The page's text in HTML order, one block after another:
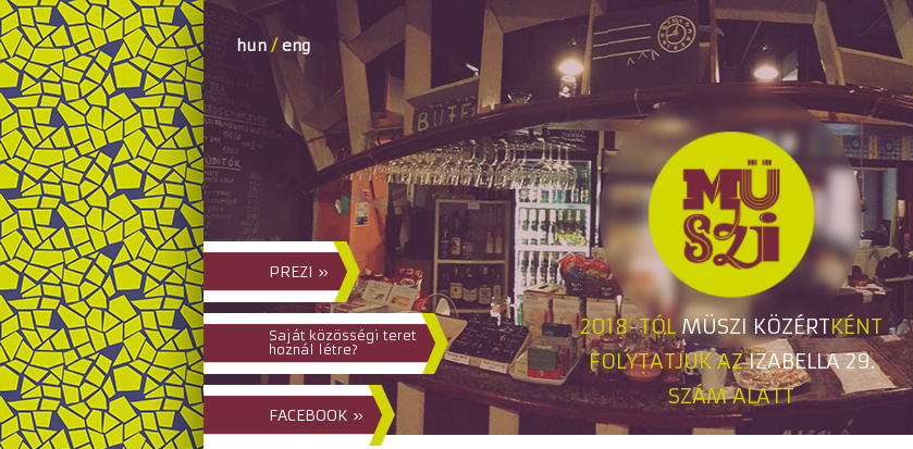
2018-TÓLMÜSZI KÖZÉRTKÉNT
FOLYTATJUK AZIZABELLA 29.
SZÁM ALATT
hun / eng
PREZI »
Saját közösségi teret
hoznál létre?
FACEBOOK »